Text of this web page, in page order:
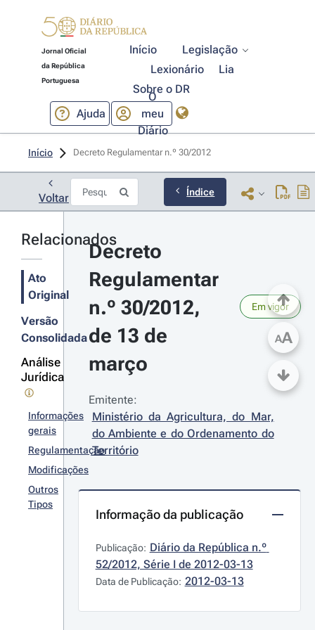
Jornal Oficial
da República
Portuguesa
Início
Legislação
Lexionário
Lia
Sobre o DR
Ajuda
O
meu
Diário
Início Decreto Regulamentar n.º 30/2012
Voltar Índice
Relacionados
Ato
Original
Versão
Consolidada
Análise
Jurídica
Informações
gerais
Regulamentação
Modificações
Outros
Tipos
Decreto
Regulamentar
n.º 30/2012,
de 13 de
março
Em vigor
Emitente:
Ministério da Agricultura, do Mar,
do Ambiente e do Ordenamento do
Território
Informação da publicação
Publicação: Diário da República n.º
52/2012, Série I de 2012-03-13
Data de Publicação: 2012-03-13
AA